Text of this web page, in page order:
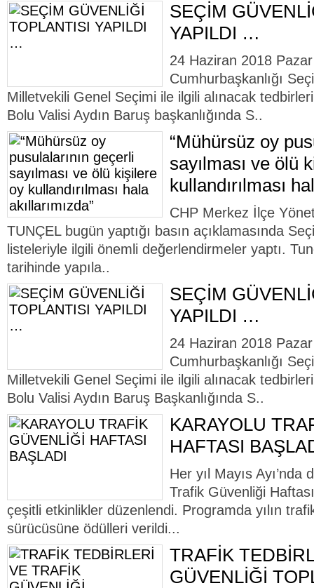
SEÇİM
YAPILDI …
24 Haziran 2018
Cumhurbaşkanlığı
Milletvekili Genel Seçimi ile ilgili alınacak
Bolu Valisi Aydın Baruş başkanlığında S..
“Mühürsüz oy
sayılması ve ölü
kullandırılması
CHP Merkez İlçe
TUNÇEL bugün yaptığı basın açıklamasında
listeleriyle ilgili önemli değerlendirmeler yaptı.
tarihinde yapıla..
SEÇİM
YAPILDI …
24 Haziran 2018
Cumhurbaşkanlığı
Milletvekili Genel Seçimi ile ilgili alınacak
Bolu Valisi Aydın Baruş Başkanlığında S..
KARAYOLU
HAFTASI
Her yıl Mayıs
Trafik Güvenliği
çeşitli etkinlikler düzenlendi. Programda yılın
sürücüsüne ödülleri verildi...
TRAFİK
GÜVENLİĞİ